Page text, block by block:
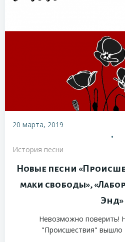
20 марта, 2019
•
История песни
Новые песни
маки свободы»,
Энд»
Невозможно поверить!
"Происшествия" вышло